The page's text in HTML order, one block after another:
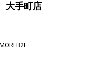
大手町店
B2F